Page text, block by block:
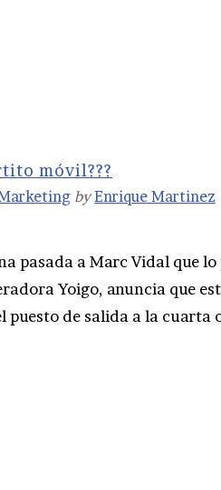
móvil???
byEnrique Martinez
pasada a Marc Vidal que
Yoigo, anuncia que
puesto de salida a la cuarta